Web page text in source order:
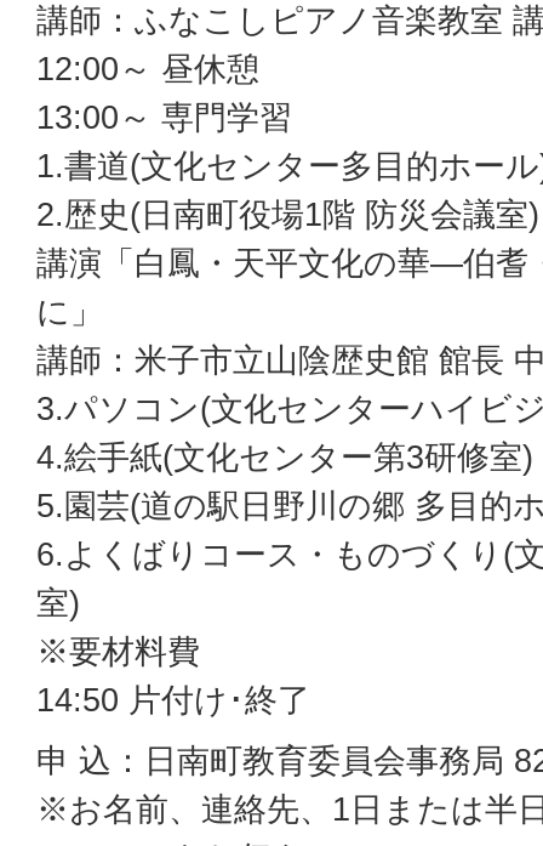
講師：ふなこしピアノ音楽教室
12:00～ 昼休憩
13:00～ 専門学習
1.書道(文化センター多目的ホー
2.歴史(日南町役場1階 防災会議室)
講演「白鳳・天平文化の華―伯耆
に」
講師：米子市立山陰歴史館 館長
3.パソコン(文化センターハイビ
4.絵手紙(文化センター第3研修室)
5.園芸(道の駅日野川の郷 多目的
6.よくばりコース・ものづくり(
室)
※要材料費
14:50 片付け･終了
申 込：日南町教育委員会事務局
※お名前、連絡先、1日または半